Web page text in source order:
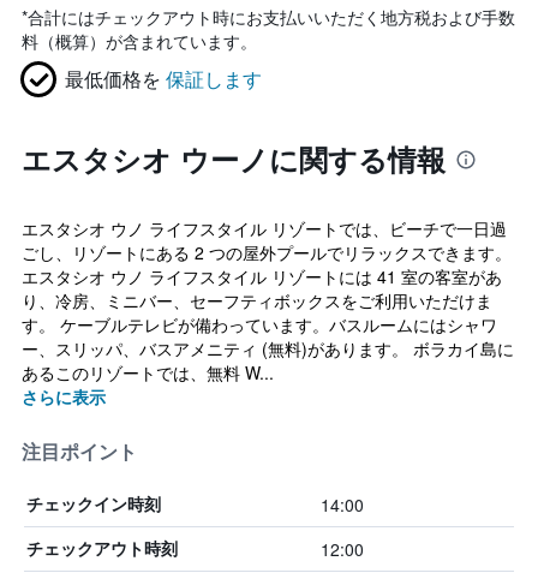
*合計にはチェックアウト時にお支払いいただく地方税および手数
料（概算）が含まれています。
最低価格を 保証します
エスタシオ ウーノに関する情報
エスタシオ ウノ ライフスタイル リゾートでは、ビーチで一日過
ごし、リゾートにある 2 つの屋外プールでリラックスできます。
エスタシオ ウノ ライフスタイル リゾートには 41 室の客室があ
り、冷房、ミニバー、セーフティボックスをご利用いただけま
す。 ケーブルテレビが備わっています。バスルームにはシャワ
ー、スリッパ、バスアメニティ (無料)があります。 ボラカイ島に
あるこのリゾートでは、無料 W...
さらに表示
注目ポイント
チェックイン時刻 14:00
チェックアウト時刻 12:00